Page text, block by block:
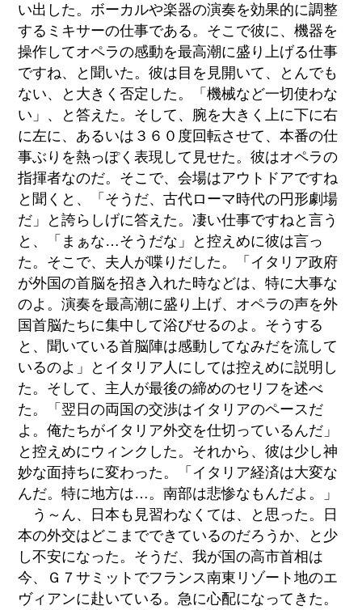
い出した。ボーカルや楽器の演奏を効果的に調整
するミキサーの仕事である。そこで彼に、機器を
操作してオペラの感動を最高潮に盛り上げる仕事
ですね、と聞いた。彼は目を見開いて、とんでも
ない、と大きく否定した。「機械など一切使わな
い」、と答えた。そして、腕を大きく上に下に右
に左に、あるいは３６０度回転させて、本番の仕
事ぶりを熱っぽく表現して見せた。彼はオペラの
指揮者なのだ。そこで、会場はアウトドアですね
と聞くと、「そうだ、古代ローマ時代の円形劇場
だ」と誇らしげに答えた。凄い仕事ですねと言う
と、「まぁな…そうだな」と控えめに彼は言っ
た。そこで、夫人が喋りだした。「イタリア政府
が外国の首脳を招き入れた時などは、特に大事な
のよ。演奏を最高潮に盛り上げ、オペラの声を外
国首脳たちに集中して浴びせるのよ。そうする
と、聞いている首脳陣は感動してなみだを流して
いるのよ」とイタリア人にしては控えめに説明し
た。そして、主人が最後の締めのセリフを述べ
た。「翌日の両国の交渉はイタリアのペースだ
よ。俺たちがイタリア外交を仕切っているんだ」
と控えめにウィンクした。それから、彼は少し神
妙な面持ちに変わった。「イタリア経済は大変な
んだ。特に地方は…。南部は悲惨なもんだよ。」
う～ん、日本も見習わなくては、と思った。日
本の外交はどこまでできているのだろうか、と少
し不安になった。そうだ、我が国の高市首相は
今、Ｇ７サミットでフランス南東リゾート地のエ
ヴィアンに赴いている。急に心配になってきた。